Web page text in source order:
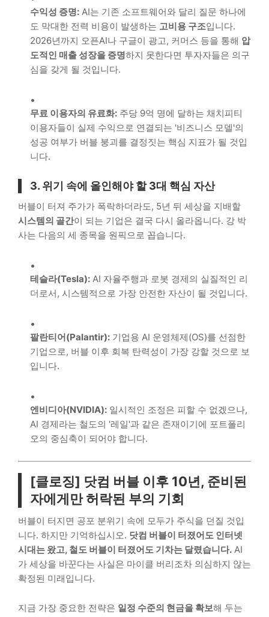
수익성 증명: AI는 기존 소프트웨어와 달리 질문 하나에
도 막대한 전력 비용이 발생하는 고비용 구조입니다.
2026년까지 오픈AI나 구글이 광고, 커머스 등을 통해 압
도적인 매출 성장을 증명하지 못한다면 투자자들은 의구
심을 갖게 될 것입니다.
무료 이용자의 유료화: 주당 9억 명에 달하는 채치피티
이용자들이 실제 수익으로 연결되는 '비즈니스 모델'의
성공 여부가 버블 붕괴를 결정짓는 핵심 지표가 될 것입
니다.
3. 위기 속에 올인해야 할 3대 핵심 자산
버블이 터져 주가가 폭락하더라도, 5년 뒤 세상을 지배할
시스템의 골간이 되는 기업은 결국 다시 올라옵니다. 강 박
사는 다음의 세 종목을 원픽으로 꼽습니다.
테슬라(Tesla): AI 자율주행과 로봇 경제의 실질적인 리
더로서, 시스템적으로 가장 안전한 자산이 될 것입니다.
팔란티어(Palantir): 기업용 AI 운영체제(OS)를 선점한
기업으로, 버블 이후 회복 탄력성이 가장 강할 것으로 보
입니다.
엔비디아(NVIDIA): 일시적인 조정은 피할 수 없겠으나,
AI 경제라는 철도의 '레일'과 같은 존재이기에 포트폴리
오의 중심축이 되어야 합니다.
[클로징] 닷컴 버블 이후 10년, 준비된
자에게만 허락된 부의 기회
버블이 터지면 공포 분위기 속에 모두가 주식을 던질 것입
니다. 하지만 기억하십시오. 닷컴 버블이 터졌어도 인터넷
시대는 왔고, 철도 버블이 터졌어도 기차는 달렸습니다. AI
가 세상을 바꾼다는 사실은 마이클 버리조차 의심하지 않는
확정된 미래입니다.
지금 가장 중요한 전략은 일정 수준의 현금을 확보해 두는